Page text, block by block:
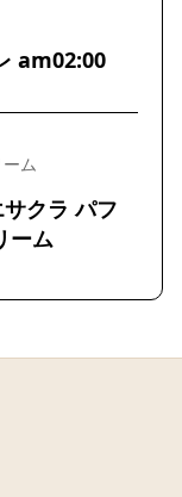
am02:00
ム
クラ パフ
ーム